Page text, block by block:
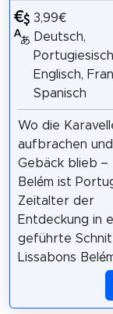
3,99€
Deutsch,
Englisch,
Spanisch
Wo die
aufbrachen
Gebäck blieb –
Belém ist
Zeitalter der
Entdeckung in
geführte
Lissabons